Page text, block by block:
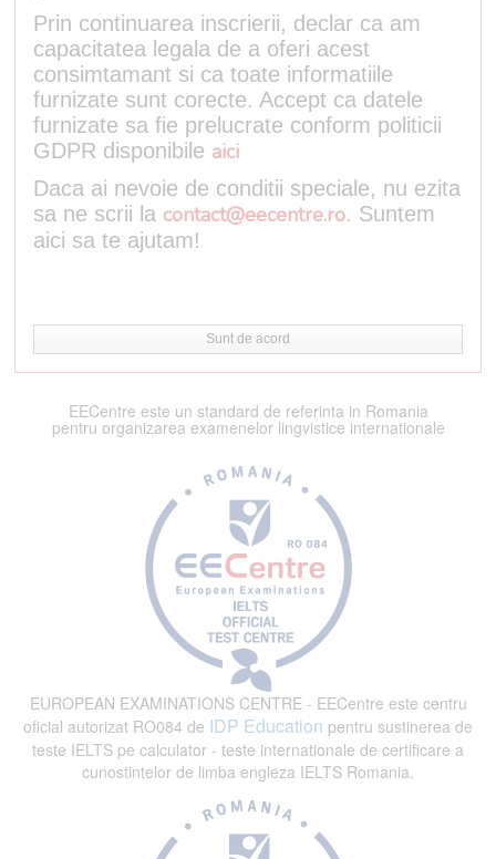
Prin continuarea inscrierii, declar ca am
capacitatea legala de a oferi acest
consimtamant si ca toate informatiile
furnizate sunt corecte. Accept ca datele
furnizate sa fie prelucrate conform politicii
GDPR disponibile aici
Daca ai nevoie de conditii speciale, nu ezita
sa ne scrii la contact@eecentre.ro. Suntem
aici sa te ajutam!
Sunt de acord
EECentre este un standard de referinta in Romania
pentru organizarea examenelor lingvistice internationale
EUROPEAN EXAMINATIONS CENTRE - EECentre este centru
oficial autorizat RO084 de IDP Education pentru sustinerea de
teste IELTS pe calculator - teste internationale de certificare a
cunostintelor de limba engleza IELTS Romania.